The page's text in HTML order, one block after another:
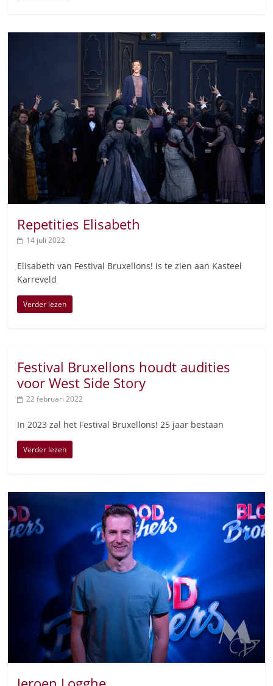
Repetities Elisabeth
14 juli 2022
Elisabeth van Festival Bruxellons! is te zien aan Kasteel
Karreveld
Verder lezen
Festival Bruxellons houdt audities
voor West Side Story
22 februari 2022
In 2023 zal het Festival Bruxellons! 25 jaar bestaan
Verder lezen